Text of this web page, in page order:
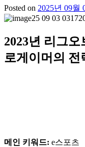
Posted on 2025년 09월
2023년 리그
로게이머의 전
메인 키워드: e스포츠